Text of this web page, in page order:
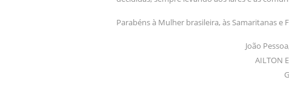
Parabéns à Mulher brasileira, às Samaritanas
João
AILTON